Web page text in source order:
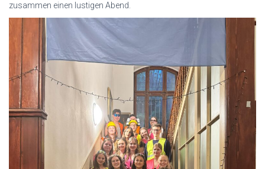
zusammen einen lustigen Abend.